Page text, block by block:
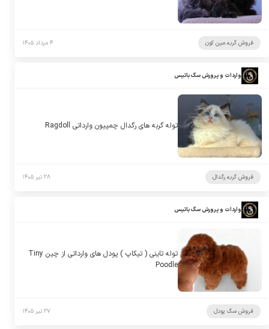
فروش گربه مین کون ۴ مرداد ۱۴۰۵
واردات و پرورش سگ باتیس
توله گربه های رگدال چمپیون وارداتی Ragdoll
فروش گربه رگدال ۲۸ تیر ۱۴۰۵
واردات و پرورش سگ باتیس
توله تاینی ( تیکاپ ) پودل های وارداتی از چین Tiny
Poodle
فروش سگ پودل ۲۷ تیر ۱۴۰۵